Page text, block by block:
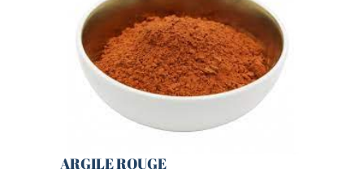
ARGILE ROUGE